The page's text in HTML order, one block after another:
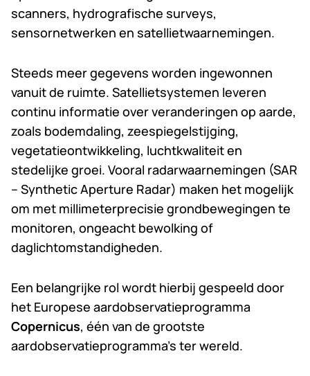
scanners, hydrografische surveys,
sensornetwerken en satellietwaarnemingen.
Steeds meer gegevens worden ingewonnen
vanuit de ruimte. Satellietsystemen leveren
continu informatie over veranderingen op aarde,
zoals bodemdaling, zeespiegelstijging,
vegetatieontwikkeling, luchtkwaliteit en
stedelijke groei. Vooral radarwaarnemingen (SAR
– Synthetic Aperture Radar) maken het mogelijk
om met millimeterprecisie grondbewegingen te
monitoren, ongeacht bewolking of
daglichtomstandigheden.
Een belangrijke rol wordt hierbij gespeeld door
het Europese aardobservatieprogramma
Copernicus, één van de grootste
aardobservatieprogramma’s ter wereld.